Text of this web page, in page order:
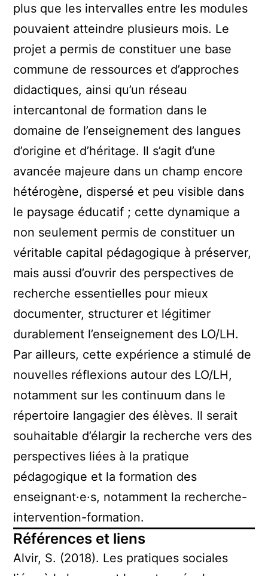
plus que les intervalles entre les modules
pouvaient atteindre plusieurs mois. Le
projet a permis de constituer une base
commune de ressources et d’approches
didactiques, ainsi qu’un réseau
intercantonal de formation dans le
domaine de l’enseignement des langues
d’origine et d’héritage. Il s’agit d’une
avancée majeure dans un champ encore
hétérogène, dispersé et peu visible dans
le paysage éducatif ; cette dynamique a
non seulement permis de constituer un
véritable capital pédagogique à préserver,
mais aussi d’ouvrir des perspectives de
recherche essentielles pour mieux
documenter, structurer et légitimer
durablement l’enseignement des LO/LH.
Par ailleurs, cette expérience a stimulé de
nouvelles réflexions autour des LO/LH,
notamment sur les continuum dans le
répertoire langagier des élèves. Il serait
souhaitable d’élargir la recherche vers des
perspectives liées à la pratique
pédagogique et la formation des
enseignant·e·s, notamment la recherche-
intervention-formation.
Références et liens
Alvir, S. (2018). Les pratiques sociales